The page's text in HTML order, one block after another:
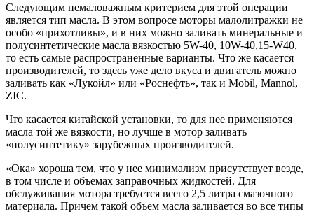
Следующим немаловажным критерием для этой операции
является тип масла. В этом вопросе моторы малолитражки не
особо «прихотливы», и в них можно заливать минеральные и
полусинтетические масла вязкостью 5W-40, 10W-40,15-W40,
то есть самые распространенные варианты. Что же касается
производителей, то здесь уже дело вкуса и двигатель можно
заливать как «Лукойл» или «Роснефть», так и Mobil, Mannol,
ZIC.
Что касается китайской установки, то для нее применяются
масла той же вязкости, но лучше в мотор заливать
«полусинтетику» зарубежных производителей.
«Ока» хороша тем, что у нее минимализм присутствует везде,
в том числе и объемах заправочных жидкостей. Для
обслуживания мотора требуется всего 2,5 литра смазочного
материала. Причем такой объем масла заливается во все типы